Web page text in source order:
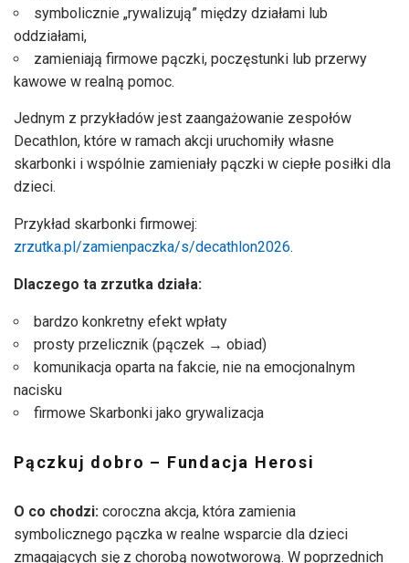
symbolicznie „rywalizują” między działami lub
oddziałami,
zamieniają firmowe pączki, poczęstunki lub przerwy
kawowe w realną pomoc.
Jednym z przykładów jest zaangażowanie zespołów
Decathlon, które w ramach akcji uruchomiły własne
skarbonki i wspólnie zamieniały pączki w ciepłe posiłki dla
dzieci.
Przykład skarbonki firmowej:
zrzutka.pl/zamienpaczka/s/decathlon2026.
Dlaczego ta zrzutka działa:
bardzo konkretny efekt wpłaty
prosty przelicznik (pączek → obiad)
komunikacja oparta na fakcie, nie na emocjonalnym
nacisku
firmowe Skarbonki jako grywalizacja
Pączkuj dobro – Fundacja Herosi
O co chodzi: coroczna akcja, która zamienia
symbolicznego pączka w realne wsparcie dla dzieci
zmagających się z chorobą nowotworową. W poprzednich